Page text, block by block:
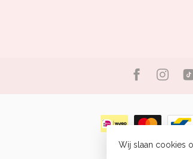
© Copyright 2026
Wij slaan cookies